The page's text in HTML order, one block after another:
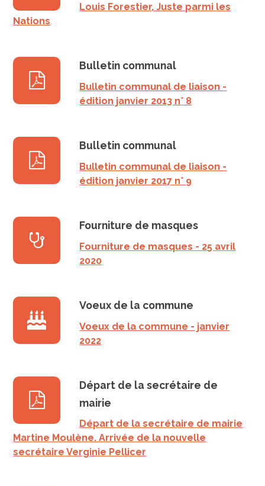
Louis Forestier, Juste parmi les
Nations.
Bulletin communal
Bulletin communal de liaison -
édition janvier 2013 n° 8
Bulletin communal
Bulletin communal de liaison -
édition janvier 2017 n° 9
Fourniture de masques
Fourniture de masques - 25 avril
2020
Voeux de la commune
Voeux de la commune - janvier
2022
Départ de la secrétaire de
mairie
Départ de la secrétaire de mairie
Martine Moulène. Arrivée de la nouvelle
secrétaire Verginie Pellicer